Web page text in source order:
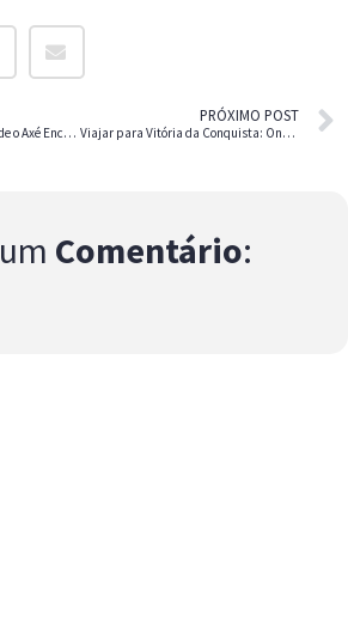
Viajar para Salvador: Onde o Axé Encontra a História
PRÓXIMO POST
Viajar para Vitória da Conquista: Onde o Sertão Sobe na Montanha
um Comentário: